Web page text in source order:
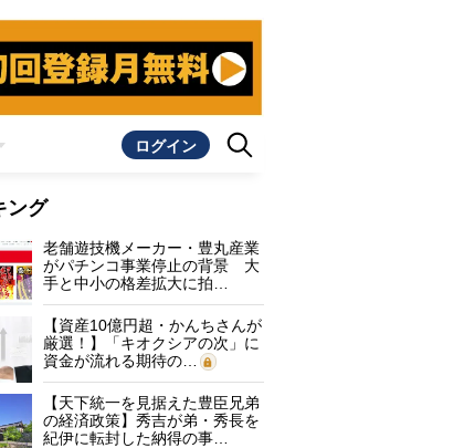
ログイン
ング
老舗遊技機メーカー・豊丸産業
がパチンコ事業停止の背景 大
手と中小の格差拡大に拍…
【資産10億円超・かんちさんが
厳選！】「キオクシアの次」に
資金が流れる期待の…
【天下統一を見据えた豊臣兄弟
の経済政策】秀吉が弟・秀長を
紀伊に転封した納得の事…